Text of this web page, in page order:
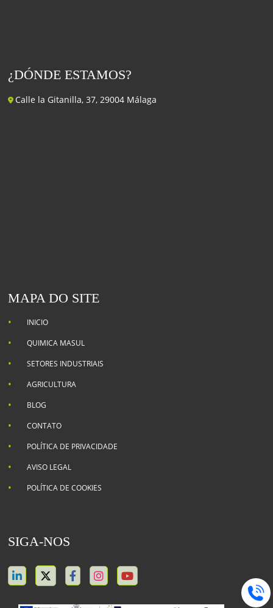
¿DÓNDE ESTAMOS?
Calle la Gitanilla, 37, 29004 Málaga
MAPA DO SITE
INICIO
QUIMICA MASUL
SETORES INDUSTRIAIS
AGRICULTURA
BLOG
CONTATO
POLÍTICA DE PRIVACIDADE
AVISO LEGAL
POLÍTICA DE COOKIES
SIGA-NOS